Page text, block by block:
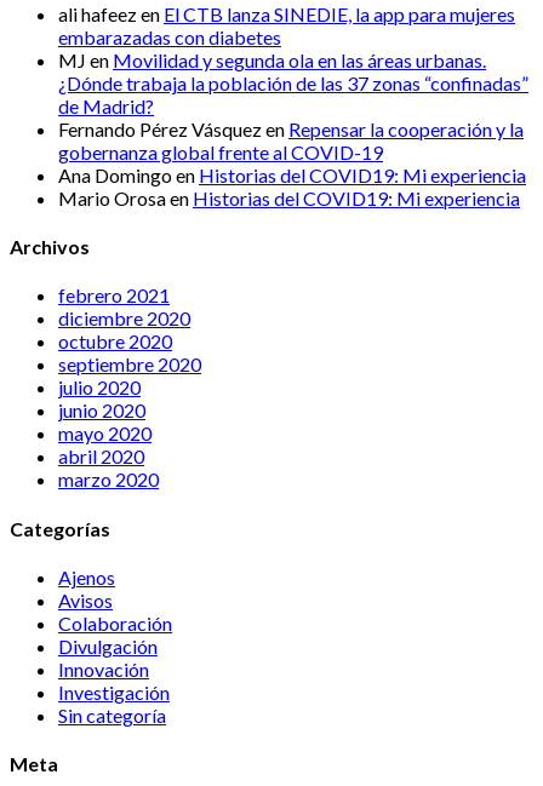
ali hafeezen El CTB lanza SINEDIE, la app para mujeres
embarazadas con diabetes
MJ en Movilidad y segunda ola en las áreas urbanas.
¿Dónde trabaja la población de las 37 zonas “confinadas”
de Madrid?
Fernando Pérez Vásquezen Repensar la cooperación y la
gobernanza global frente al COVID-19
Ana Domingoen Historias del COVID19: Mi experiencia
Mario Orosaen Historias del COVID19: Mi experiencia
Archivos
febrero 2021
diciembre 2020
octubre 2020
septiembre 2020
julio 2020
junio 2020
mayo 2020
abril 2020
marzo 2020
Categorías
Ajenos
Avisos
Colaboración
Divulgación
Innovación
Investigación
Sin categoría
Meta